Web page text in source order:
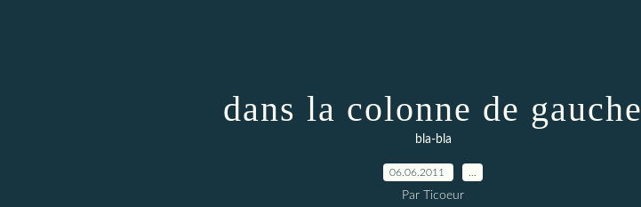
dans la colonne de gauche
bla-bla
06.06.2011
Par Ticoeur